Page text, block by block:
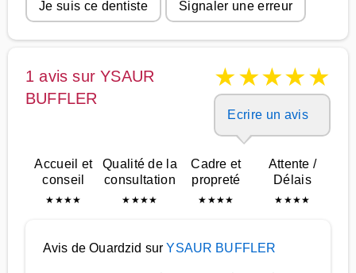
Je suis ce dentiste Signaler une erreur
1 avis sur YSAUR
BUFFLER
★★★★★
Ecrire un avis
Accueil et
conseil
★ ★★★
Qualité de la
consultation
★ ★★★
Cadre et
propreté
★ ★★★
Attente /
Délais
★ ★★★
Avis de Ouardzid surYSAUR BUFFLER